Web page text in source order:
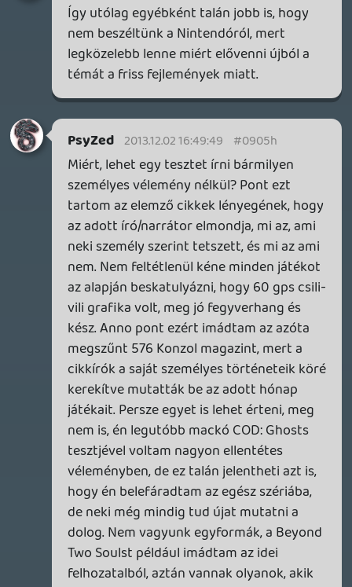
meg valami srly témával is most már. 🙂
2013.12.01 19:35:44 #09058
Sokan orultek volna ha a Knack olyan lett
volna mint a Kameo szerintem.
DarkVenom 2013.12.01 19:18:59 #09057
Volt már bőven összecsapott teszt, és lesz
is még. Ezen ne rugózz, higgy nekem.:D
Lavitz 2013.12.01 08:45:06
xetron 2013.12.01 18:47:41 #09056
Edge vlamikor kb 5-10 soros tesztek
vannak, nem tudom ahhoz mit szólnál .
(angolosan 10 sorban össze foglalja a
lényegét aztán csúmi )
Több oldalon szoktam olvasgatni a
teszteket és szinte minden hol azt veszem
észre, hogy már nem igazán érték/idő állók
az olvasmányos irományok .
elkezdeni a videótesztek irányába
elmozdulni .
2013.12.01 10:11:59
Oldern 2013.12.01 16:57:19 #09055
Szerintem a két dolog más. A
"pontszámmal nem értek egyet" vagy
"elpontoztad, *****" okés, mutatja az egyet
nem értést.